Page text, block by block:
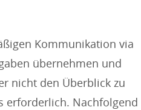
Kommunikation via
übernehmen und
nicht den Überblick zu
erforderlich. Nachfolgend